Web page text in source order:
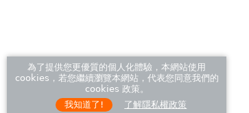
為了提供您更優質的個人化體驗，本網站使用
cookies，若您繼續瀏覽本網站，代表您同意我們的
cookies 政策。
我知道了!
了解隱私權政策